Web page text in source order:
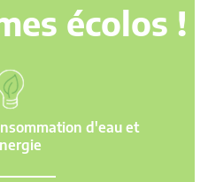
écolos !
d'eau et